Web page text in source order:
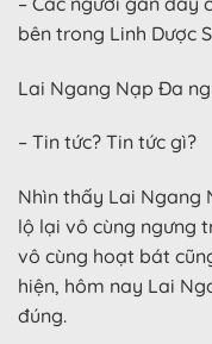
bên trong Linh Dược
Lai Ngang Nạp Đa
– Tin tức? Tin tức gì?
Nhìn thấy Lai Ngang
lộ lại vô cùng ngưng
vô cùng hoạt bát
hiện, hôm nay Lai
đúng.